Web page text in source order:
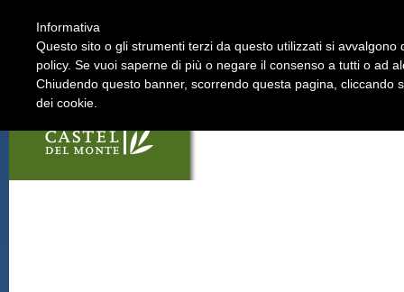
La Strada I soci
Informativa
Questo sito o gli strumenti terzi da questo utilizzati si
policy. Se vuoi saperne di più o negare il consenso a tutti o ad
Chiudendo questo banner, scorrendo questa pagina, cliccando
dei cookie.